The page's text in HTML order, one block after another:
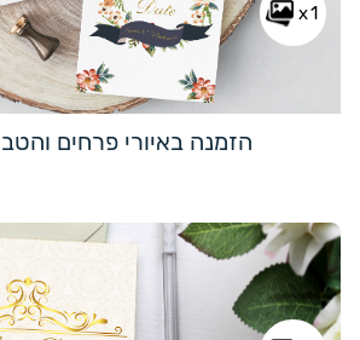
x1
הזמנה באיורי פרחים